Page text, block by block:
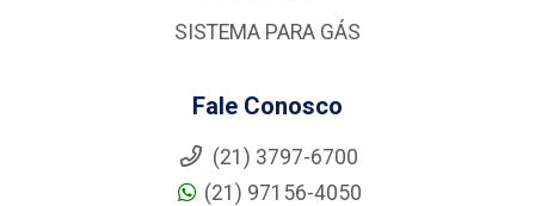
SISTEMA PARA GÁS
Fale Conosco
(21) 3797-6700
(21) 97156-4050